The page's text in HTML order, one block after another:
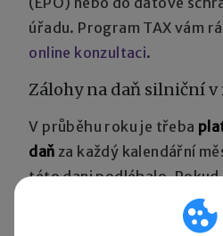
úřadu. Program TAX vám
online konzultaci.
Zálohy na daň silniční v
V průběhu roku je třeba
daň za každý kalendářní
této dani podléhalo.
provozovatel nákladních
a přípojných vozidel s